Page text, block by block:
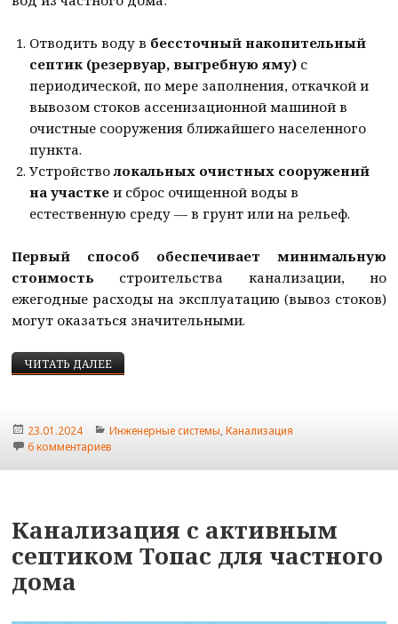
Отводить воду в бессточный накопительный
септик (резервуар, выгребную яму) с
периодической, по мере заполнения, откачкой и
вывозом стоков ассенизационной машиной в
очистные сооружения ближайшего населенного
пункта.
Устройстволокальных очистных сооружений
на участке и сброс очищенной воды в
естественную среду — в грунт или на рельеф.
Первый способ обеспечивает минимальную
стоимость строительства канализации, но
ежегодные расходы на эксплуатацию (вывоз стоков)
могут оказаться значительными.
ЧИТАТЬ ДАЛЕЕКАНАЛИЗАЦИЯ В ЧАСТНОМ ЗАГОРОДНОМ ДОМЕ
Опубликовано
23.01.2024 Рубрики
Инженерные системы,Канализация
6 комментариев
Канализация с активным
септиком Топас для частного
дома